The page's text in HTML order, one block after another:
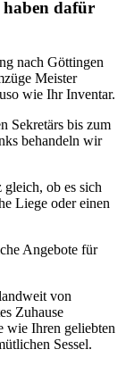
dafür
nach Göttingen
Meister
wie Ihr Inventar.
Sekretärs bis zum
behandeln wir
ob es sich
Liege oder einen
Angebote für
von
Zuhause
wie Ihren geliebten
Sessel.